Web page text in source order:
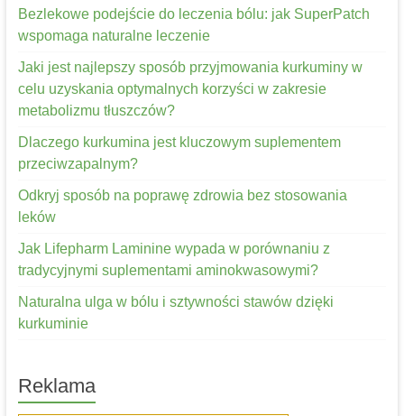
Bezlekowe podejście do leczenia bólu: jak SuperPatch
wspomaga naturalne leczenie
Jaki jest najlepszy sposób przyjmowania kurkuminy w
celu uzyskania optymalnych korzyści w zakresie
metabolizmu tłuszczów?
Dlaczego kurkumina jest kluczowym suplementem
przeciwzapalnym?
Odkryj sposób na poprawę zdrowia bez stosowania
leków
Jak Lifepharm Laminine wypada w porównaniu z
tradycyjnymi suplementami aminokwasowymi?
Naturalna ulga w bólu i sztywności stawów dzięki
kurkuminie
Reklama